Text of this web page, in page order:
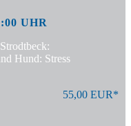
UHR
Hund: Stress
55,00 EUR*